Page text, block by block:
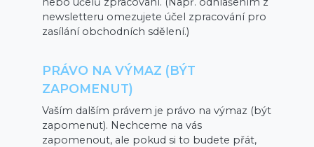
newsletteru omezujete účel zpracování pro
zasílání obchodních sdělení.)
PRÁVO NA VÝMAZ (BÝT
ZAPOMENUT)
Vaším dalším právem je právo na výmaz (být
zapomenut). Nechceme na vás
zapomenout, ale pokud si to budete přát,